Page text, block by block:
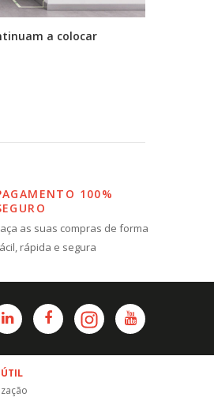
a colocar
100%
as suas compras de forma
rápida e segura